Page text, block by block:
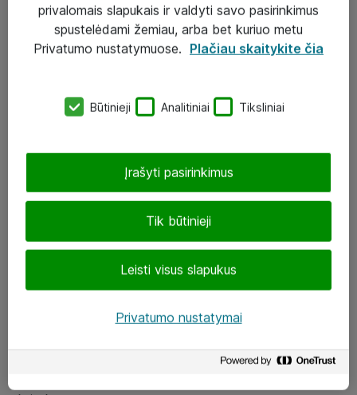
Atea ekspertų patarimai verslui
eShop@atea.lt
LinkedIn
privalomais slapukais ir valdyti savo pasirinkimus
spustelėdami žemiau, arba bet kuriuo metu
Privatumo nustatymuose. Plačiau skaitykite čia
Būtinieji Analitiniai Tiksliniai
Tik būtinieji
Leisti visus slapukus
Įrašyti pasirinkimus
Privatumo nustatymai